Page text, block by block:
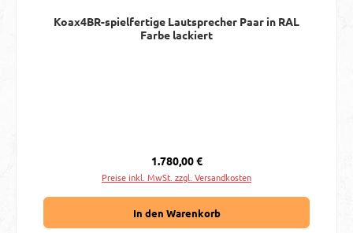
Koax4BR-spielfertige Lautsprecher Paar in RAL
Farbe lackiert
Regulärer Preis:
1.780,00 €
Preise inkl. MwSt. zzgl. Versandkosten
In den Warenkorb